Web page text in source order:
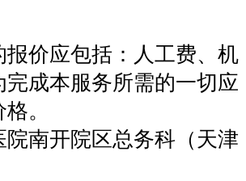
价应包括：人工费、机
成本服务所需的一切应
。
南开院区总务科（天津